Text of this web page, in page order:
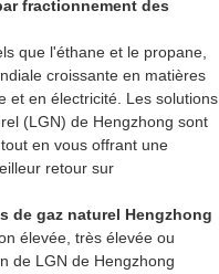
fractionnement des
que l'éthane et le propane,
croissante en matières
et en électricité. Les solutions
(LGN) de Hengzhong sont
en vous offrant une
retour sur
de gaz naturel Hengzhong
élevée, très élevée ou
de LGN de ​​Hengzhong